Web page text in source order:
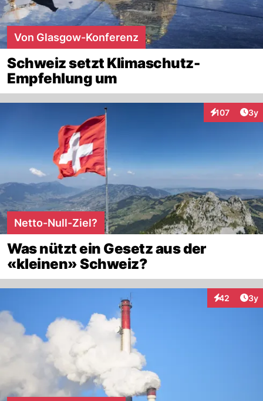
Von Glasgow-Konferenz
Schweiz setzt Klimaschutz-
Empfehlung um
107
Interaktionen
3y
Netto-Null-Ziel?
Was nützt ein Gesetz aus der
«kleinen» Schweiz?
42
Interaktionen
3y